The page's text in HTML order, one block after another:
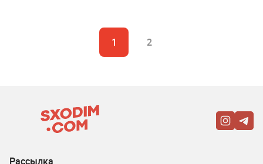
1 2
Рассылка